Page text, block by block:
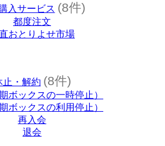
入サービス (8件)
都度注文
おとりよせ市場
止・解約 (8件)
ボックスの一時停止）
ボックスの利用停止）
再入会
退会